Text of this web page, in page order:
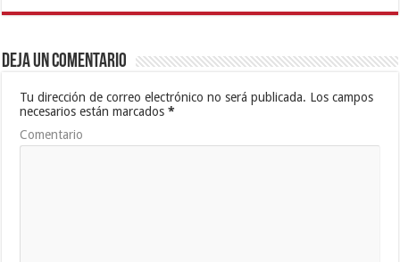
Deja un comentario
Tu dirección de correo electrónico no será publicada. Los campos
necesarios están marcados*
Comentario